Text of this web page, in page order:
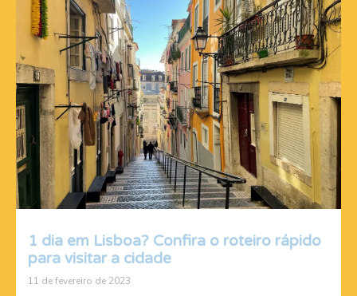
1 dia em Lisboa? Confira o roteiro rápido
para visitar a cidade
11 de fevereiro de 2023